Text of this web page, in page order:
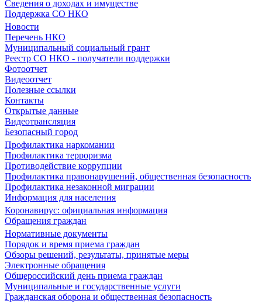
Сведения о доходах и имуществе
Поддержка СО НКО
Новости
Перечень НКО
Муниципальный социальный грант
Реестр СО НКО - получатели поддержки
Фотоотчет
Видеоотчет
Полезные ссылки
Контакты
Открытые данные
Видеотрансляция
Безопасный город
Профилактика наркомании
Профилактика терроризма
Противодействие коррупции
Профилактика правонарушений, общественная безопасность
Профилактика незаконной миграции
Информация для населения
Коронавирус: официальная информация
Обращения граждан
Нормативные документы
Порядок и время приема граждан
Обзоры решений, результаты, принятые меры
Электронные обращения
Общероссийский день приема граждан
Муниципальные и государственные услуги
Гражданская оборона и общественная безопасность